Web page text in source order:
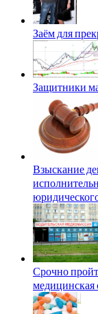
Заём для
Защитники
Взыскание
Срочно
медицинская